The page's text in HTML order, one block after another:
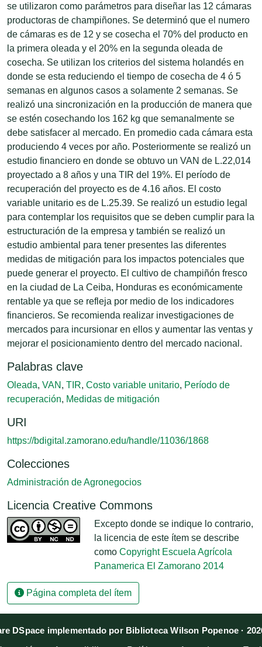
se utilizaron como parámetros para diseñar las 12 cámaras
productoras de champiñones. Se determinó que el numero
de cámaras es de 12 y se cosecha el 70% del producto en
la primera oleada y el 20% en la segunda oleada de
cosecha. Se utilizan los criterios del sistema holandés en
donde se esta reduciendo el tiempo de cosecha de 4 ó 5
semanas en algunos casos a solamente 2 semanas. Se
realizó una sincronización en la producción de manera que
se estén cosechando los 162 kg que semanalmente se
debe satisfacer al mercado. En promedio cada cámara esta
produciendo 4 veces por año. Posteriormente se realizó un
estudio financiero en donde se obtuvo un VAN de L.22,014
proyectado a 8 años y una TIR del 19%. El período de
recuperación del proyecto es de 4.16 años. El costo
variable unitario es de L.25.39. Se realizó un estudio legal
para contemplar los requisitos que se deben cumplir para la
estructuración de la empresa y también se realizó un
estudio ambiental para tener presentes las diferentes
medidas de mitigación para los impactos potenciales que
puede generar el proyecto. El cultivo de champiñón fresco
en la ciudad de La Ceiba, Honduras es económicamente
rentable ya que se refleja por medio de los indicadores
financieros. Se recomienda realizar investigaciones de
mercados para incursionar en ellos y aumentar las ventas y
mejorar el posicionamiento dentro del mercado nacional.
Palabras clave
Oleada, VAN , TIR, Costo variable unitario, Período de
recuperación, Medidas de mitigación
URI
https://bdigital.zamorano.edu/handle/11036/1868
Colecciones
Administración de Agronegocios
Licencia Creative Commons
Excepto donde se indique lo contrario,
la licencia de este ítem se describe
como Copyright Escuela Agrícola
Panamerica El Zamorano 2014
Página completa del ítem
DSpace implementado por Biblioteca Wilson Popenoe ·